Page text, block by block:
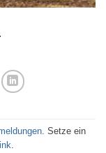
. Setze ein